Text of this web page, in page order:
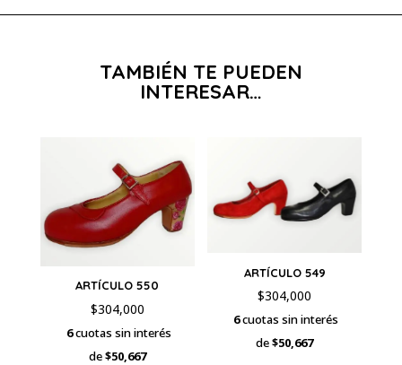
TAMBIÉN TE PUEDEN
INTERESAR…
ARTÍCULO 550
$304,000
6cuotas sin interés
de$50,667
ARTÍCULO 549
$304,000
6cuotas sin interés
de$50,667